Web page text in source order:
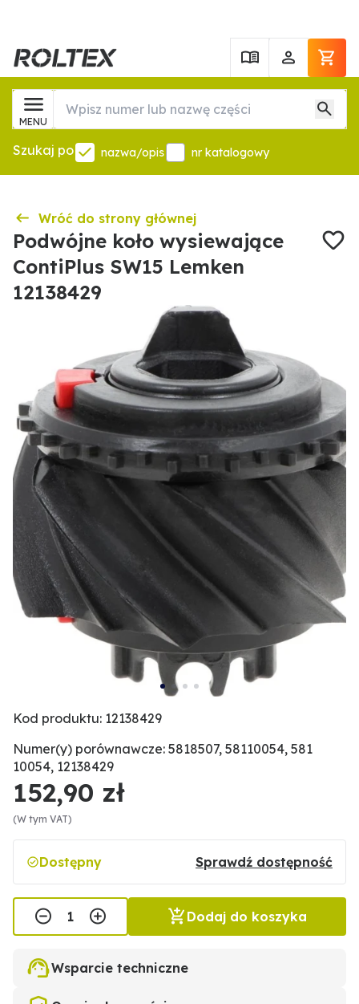
MENU
Szukaj po nazwa/opis nr katalogowy
Wróć do strony głównej
Podwójne koło wysiewające
ContiPlus SW15 Lemken
12138429
Kod produktu: 12138429
Numer(y) porównawcze: 5818507, 58110054, 581
10054, 12138429
152,90 zł
(W tym VAT)
Dostępny Sprawdź dostępność
Dodaj do koszyka
Wsparcie techniczne